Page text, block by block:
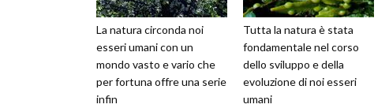
La natura circonda noi
esseri umani con un
mondo vasto e vario che
per fortuna offre una serie
infin
Tutta la natura è stata
fondamentale nel corso
dello sviluppo e della
evoluzione di noi esseri
umani